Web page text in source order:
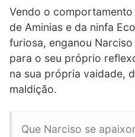
Vendo o
de Aminias e da ninfa
furiosa, enganou
para o seu próprio
na sua própria vaidade,
maldição.
Que Narciso se